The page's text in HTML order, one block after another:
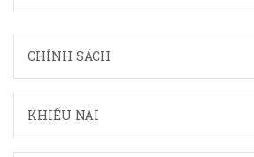
CHÍNH SÁCH
KHIẾU NẠI